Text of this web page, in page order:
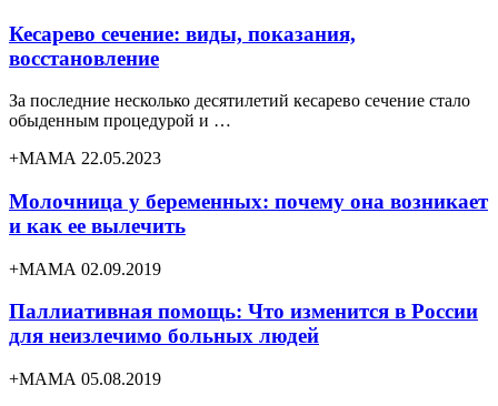
Кесарево сечение: виды, показания,
восстановление
За последние несколько десятилетий кесарево сечение стало
обыденным процедурой и …
+МАМА 22.05.2023
Молочница у беременных: почему она возникает
и как ее вылечить
+МАМА 02.09.2019
Паллиативная помощь: Что изменится в России
для неизлечимо больных людей
+МАМА 05.08.2019